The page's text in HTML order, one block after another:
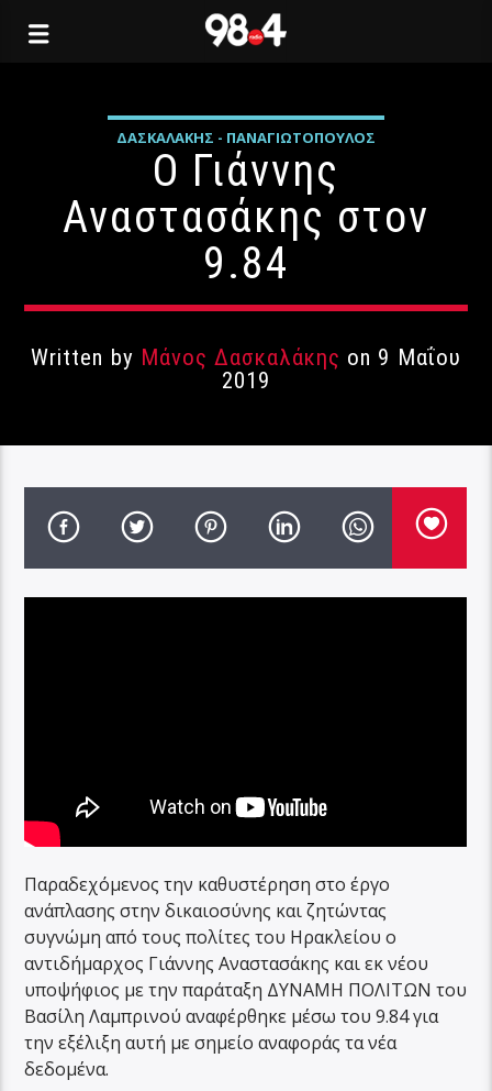
ΔΑΣΚΑΛΆΚΗΣ - ΠΑΝΑΓΙΩΤΌΠΟΥΛΟΣ
ΔΗΜΟΤΙΚΈΣ ΕΚΛΟΓΈΣ
ΚΡΉΤΗ ΠΟΛΙΤΙΚΉ
Ο Γιάννης
Αναστασάκης στον
9.84
Written by Μάνος Δασκαλάκης on 9 Μαΐου
2019
Παραδεχόμενος την καθυστέρηση στο έργο
ανάπλασης στην δικαιοσύνης και ζητώντας
συγνώμη από τους πολίτες του Ηρακλείου ο
αντιδήμαρχος Γιάννης Αναστασάκης και εκ νέου
υποψήφιος με την παράταξη ΔΥΝΑΜΗ ΠΟΛΙΤΩΝ του
Βασίλη Λαμπρινού αναφέρθηκε μέσω του 9.84 για
την εξέλιξη αυτή με σημείο αναφοράς τα νέα
δεδομένα.